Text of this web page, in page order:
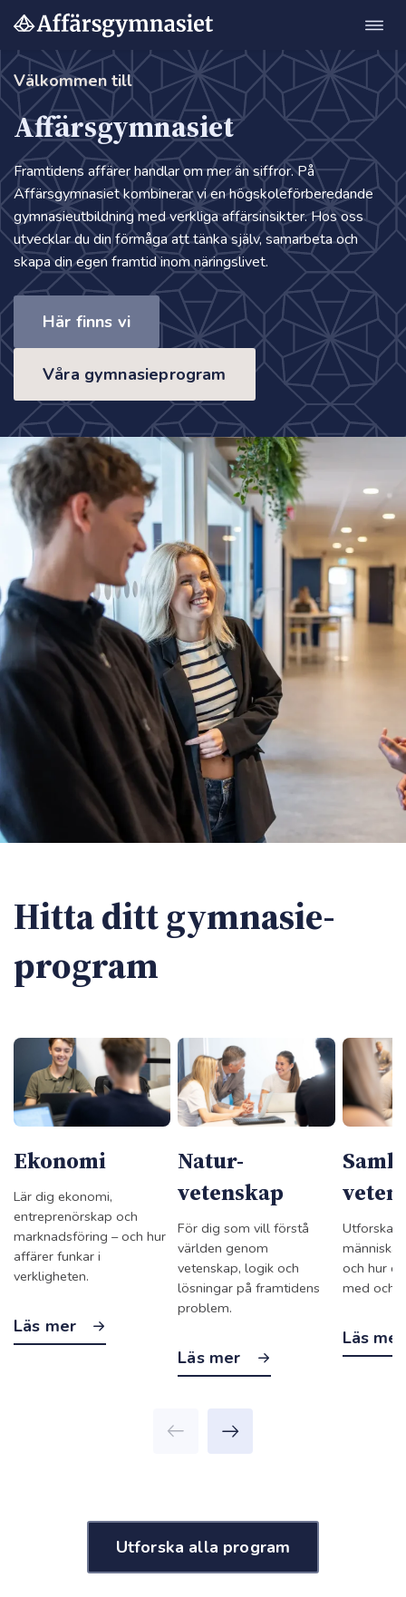
Hoppa
till
innehåll
Välkommen till
Affärsgymnasiet
Framtidens affärer handlar om mer än siffror. På
Affärsgymnasiet kombinerar vi en högskoleförberedande
gymnasieutbildning med verkliga affärsinsikter. Hos oss
utvecklar du din förmåga att tänka själv, samarbeta och
skapa din egen framtid inom näringslivet.
Här finns vi
Våra gymnasieprogram
Hitta ditt gymnasie­
program
Ekonomi
Lär dig ekonomi,
entreprenörskap och
marknadsföring – och hur
affärer funkar i
verkligheten.
Läs mer
Natur­
vetenskap
För dig som vill förstå
världen genom
vetenskap, logik och
lösningar på framtidens
problem.
Läs mer
Utforska
och hur
med och
Läs
Utforska alla program